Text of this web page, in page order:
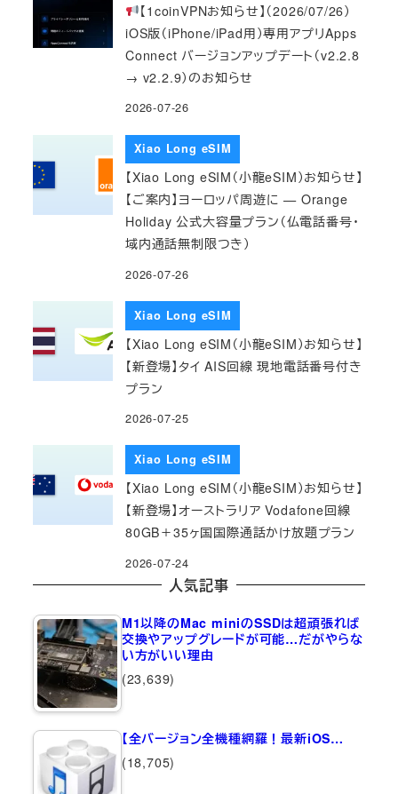
【1coinVPNお知らせ】（2026/07/26）
iOS版（iPhone/iPad用）専用アプリApps
Connect バージョンアップデート（v2.2.8
→ v2.2.9）のお知らせ
2026-07-26
Xiao Long eSIM
【Xiao Long eSIM（小龍eSIM）お知らせ】
【ご案内】ヨーロッパ周遊に — Orange
Holiday 公式大容量プラン（仏電話番号・
域内通話無制限つき）
2026-07-26
Xiao Long eSIM
【Xiao Long eSIM（小龍eSIM）お知らせ】
【新登場】タイ AIS回線 現地電話番号付き
プラン
2026-07-25
Xiao Long eSIM
【Xiao Long eSIM（小龍eSIM）お知らせ】
【新登場】オーストラリア Vodafone回線
80GB＋35ヶ国国際通話かけ放題プラン
2026-07-24
人気記事
M1以降のMac miniのSSDは超頑張れば
交換やアップグレードが可能…だがやらな
い方がいい理由
(23,639)
【全バージョン全機種網羅！最新iOS…
(18,705)